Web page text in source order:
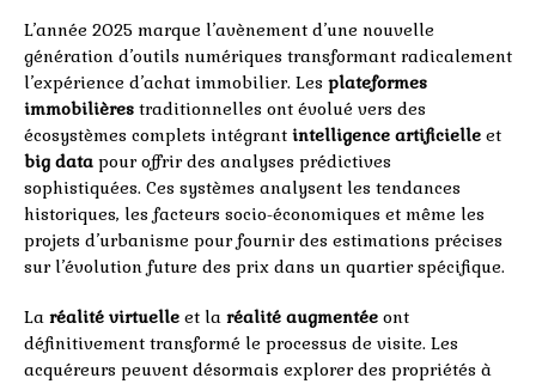
L’année 2025 marque l’avènement d’une nouvelle
génération d’outils numériques transformant radicalement
l’expérience d’achat immobilier. Les plateformes
immobilières traditionnelles ont évolué vers des
écosystèmes complets intégrant intelligence artificielle et
big data pour offrir des analyses prédictives
sophistiquées. Ces systèmes analysent les tendances
historiques, les facteurs socio-économiques et même les
projets d’urbanisme pour fournir des estimations précises
sur l’évolution future des prix dans un quartier spécifique.
La réalité virtuelle et la réalité augmentée ont
définitivement transformé le processus de visite. Les
acquéreurs peuvent désormais explorer des propriétés à